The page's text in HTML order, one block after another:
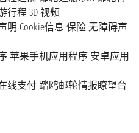
行程 3D 视频
明 Cookie信息 保险 无障碍声
苹果手机应用程序 安卓应用
线支付 踏鸥邮轮情报瞭望台